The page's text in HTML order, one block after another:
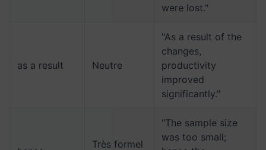
were lost."
as a result Neutre
"As a result of the
changes,
productivity
improved
significantly."
Très formel
"The sample size
was too small;